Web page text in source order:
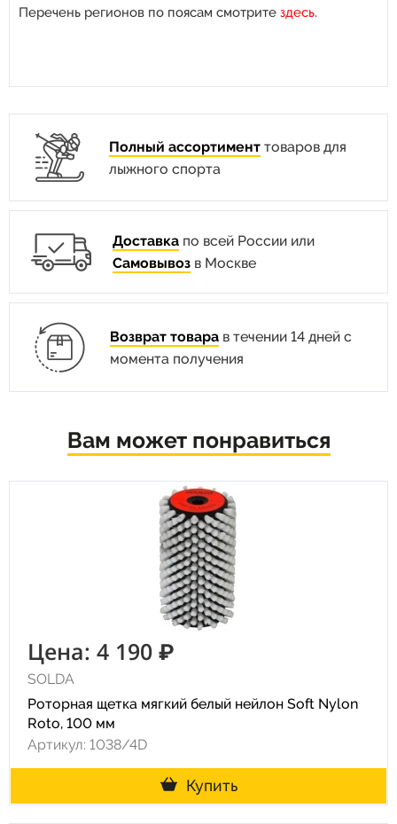
Перечень регионов по поясам смотрите здесь.
Полный ассортимент товаров для
лыжного спорта
Доставка по всей России или
Самовывоз в Москве
Возврат товарав течении 14 дней с
момента получения
Вам может понравиться
Цена: 4 190 ₽
SOLDA
Роторная щетка мягкий белый нейлон Soft Nylon
Roto, 100 мм
Артикул: 1038/4D
Купить